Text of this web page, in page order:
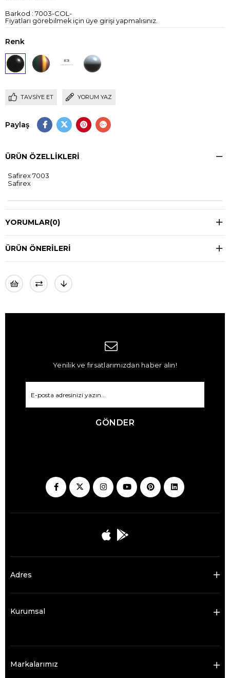
Barkod : 7003-COL-
Fiyatları görebilmek için üye girişi yapmalısınız.
Renk
TAVSIYE ET YORUM YAZ
Paylaş
ÜRÜN ÖZELLIKLERI
Safirex 7003
Safirex
YORUMLAR(0)
ÜRÜN ÖNERILERI
Yenilik ve fırsatlarımızdan haber alın!
GÖNDER
Adres
Kurumsal
Markalarımız